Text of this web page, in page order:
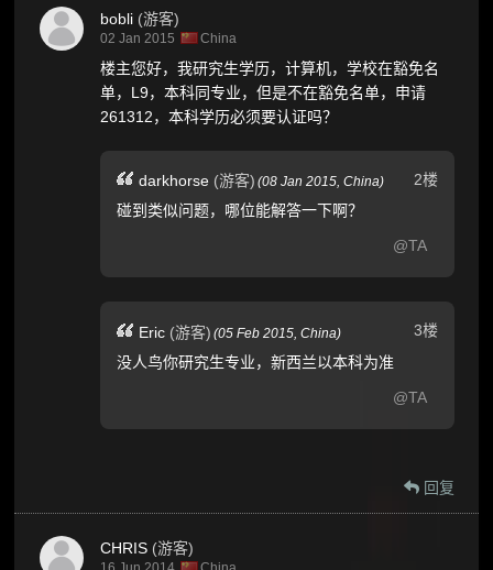
bobli (游客)
02 Jan 2015 China
楼主您好，我研究生学历，计算机，学校在豁免名
单，L9，本科同专业，但是不在豁免名单，申请
261312，本科学历必须要认证吗？
2楼
darkhorse (游客) (08 Jan 2015,China)
碰到类似问题，哪位能解答一下啊？
@TA
3楼
Eric (游客) (05 Feb 2015,China)
没人鸟你研究生专业，新西兰以本科为准
@TA
回复
CHRIS (游客)